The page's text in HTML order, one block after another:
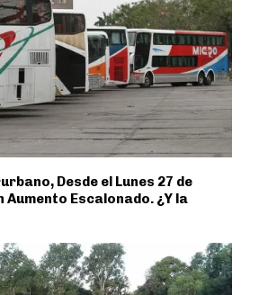
Desde el Lunes 27 de
Aumento Escalonado. ¿Y la